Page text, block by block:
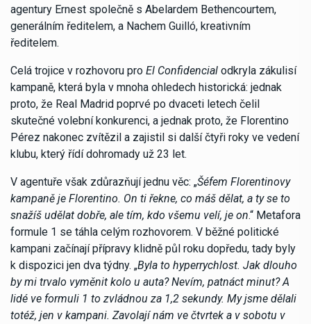
agentury Ernest společně s Abelardem Bethencourtem,
generálním ředitelem, a Nachem Guilló, kreativním
ředitelem.
Celá trojice v rozhovoru pro El Confidencial odkryla zákulisí
kampaně, která byla v mnoha ohledech historická: jednak
proto, že Real Madrid poprvé po dvaceti letech čelil
skutečné volební konkurenci, a jednak proto, že Florentino
Pérez nakonec zvítězil a zajistil si další čtyři roky ve vedení
klubu, který řídí dohromady už 23 let.
V agentuře však zdůrazňují jednu věc: „Šéfem Florentinovy
kampaně je Florentino. On ti řekne, co máš dělat, a ty se to
snažíš udělat dobře, ale tím, kdo všemu velí, je on.“ Metafora
formule 1 se táhla celým rozhovorem. V běžné politické
kampani začínají přípravy klidně půl roku dopředu, tady byly
k dispozici jen dva týdny. „Byla to hyperrychlost. Jak dlouho
by mi trvalo vyměnit kolo u auta? Nevím, patnáct minut? A
lidé ve formuli 1 to zvládnou za 1,2 sekundy. My jsme dělali
totéž, jen v kampani. Zavolají nám ve čtvrtek a v sobotu v